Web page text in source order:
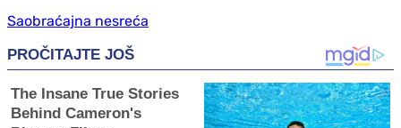
Saobraćajna nesreća